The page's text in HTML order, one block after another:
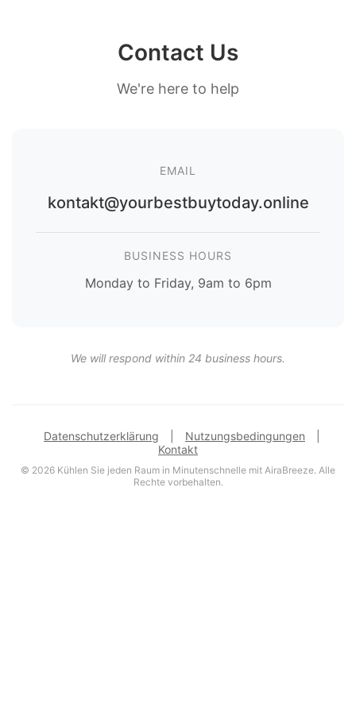
Contact Us
We're here to help
EMAIL
kontakt@yourbestbuytoday.online
BUSINESS HOURS
Monday to Friday, 9am to 6pm
We will respond within 24 business hours.
Datenschutzerklärung Nutzungsbedingungen
Kontakt
© 2026 Kühlen Sie jeden Raum in Minutenschnelle mit AiraBreeze. Alle
Rechte vorbehalten.